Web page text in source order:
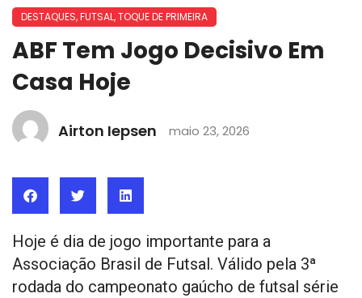
DESTAQUES,FUTSAL,TOQUE DE PRIMEIRA
ABF Tem Jogo Decisivo Em
Casa Hoje
Airton Iepsen maio 23, 2026
Hoje é dia de jogo importante para a
Associação Brasil de Futsal. Válido pela 3ª
rodada do campeonato gaúcho de futsal série